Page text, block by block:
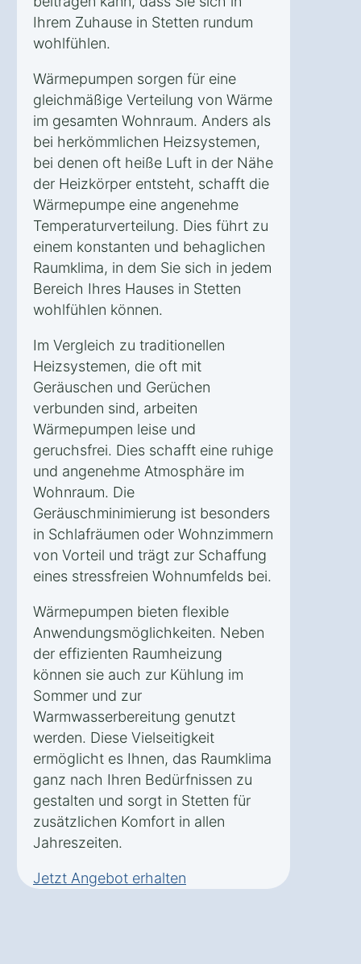
Ihrem Zuhause in Stetten rundum
wohlfühlen.
Wärmepumpen sorgen für eine
gleichmäßige Verteilung von Wärme
im gesamten Wohnraum. Anders als
bei herkömmlichen Heizsystemen,
bei denen oft heiße Luft in der Nähe
der Heizkörper entsteht, schafft die
Wärmepumpe eine angenehme
Temperaturverteilung. Dies führt zu
einem konstanten und behaglichen
Raumklima, in dem Sie sich in jedem
Bereich Ihres Hauses in Stetten
wohlfühlen können.
Im Vergleich zu traditionellen
Heizsystemen, die oft mit
Geräuschen und Gerüchen
verbunden sind, arbeiten
Wärmepumpen leise und
geruchsfrei. Dies schafft eine ruhige
und angenehme Atmosphäre im
Wohnraum. Die
Geräuschminimierung ist besonders
in Schlafräumen oder Wohnzimmern
von Vorteil und trägt zur Schaffung
eines stressfreien Wohnumfelds bei.
Wärmepumpen bieten flexible
Anwendungsmöglichkeiten. Neben
der effizienten Raumheizung
können sie auch zur Kühlung im
Sommer und zur
Warmwasserbereitung genutzt
werden. Diese Vielseitigkeit
ermöglicht es Ihnen, das Raumklima
ganz nach Ihren Bedürfnissen zu
gestalten und sorgt in Stetten für
zusätzlichen Komfort in allen
Jahreszeiten.
Jetzt Angebot erhalten